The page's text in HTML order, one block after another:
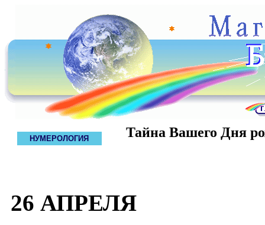
НУМЕРОЛОГИЯ Тайна Вашего Дня
26 АПРЕЛЯ